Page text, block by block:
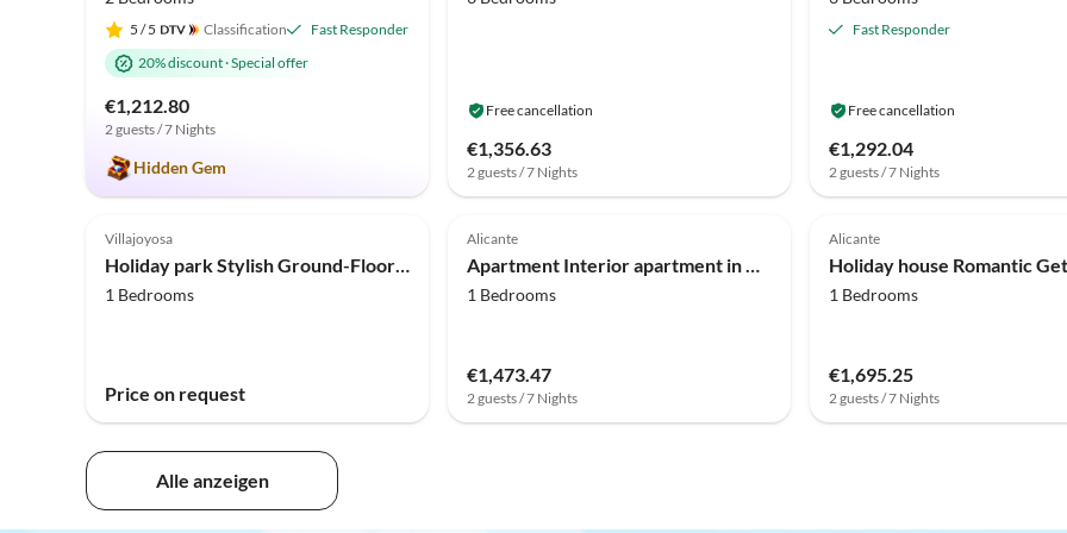
5 / 5 Classification
Fast Responder
20% discount·Special offer
€1,212.80
2 guests / 7 Nights
Hidden Gem
Free cancellation
€1,356.63
2 guests / 7 Nights
Fast Responder
Free cancellation
€1,292.04
2 guests / 7 Nights
4.0 (1)
Villajoyosa
Holiday park Stylish Ground-Floor Apartment
1 Bedrooms
Price on request
Alicante
Apartment Interior apartment in Alicante
1 Bedrooms
€1,473.47
2 guests / 7 Nights
Alicante
1 Bedrooms
€1,695.25
2 guests / 7 Nights
Alle anzeigen